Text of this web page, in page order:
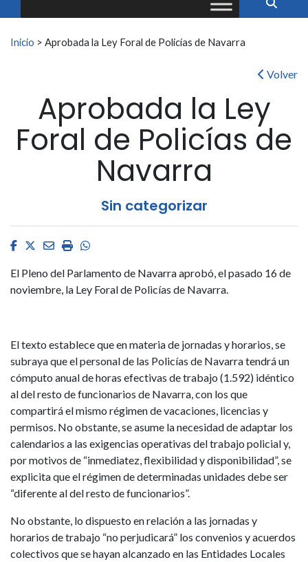
Buscar:
Inicio > Aprobada la Ley Foral de Policías de Navarra
Volver
Aprobada la Ley
Foral de Policías de
Navarra
Sin categorizar
Facebook
Twitter
EmailImprimirWhatsapp
El Pleno del Parlamento de Navarra aprobó, el pasado 16 de
noviembre, la Ley Foral de Policías de Navarra.
El texto establece que en materia de jornadas y horarios, se
subraya que el personal de las Policías de Navarra tendrá un
cómputo anual de horas efectivas de trabajo (1.592) idéntico
al del resto de funcionarios de Navarra, con los que
compartirá el mismo régimen de vacaciones, licencias y
permisos. No obstante, se asume la necesidad de adaptar los
calendarios a las exigencias operativas del trabajo policial y,
por motivos de “inmediatez, flexibilidad y disponibilidad”, se
explicita que el régimen de determinadas unidades debe ser
“diferente al del resto de funcionarios”.
No obstante, lo dispuesto en relación a las jornadas y
horarios de trabajo “no perjudicará” los convenios y acuerdos
colectivos que se hayan alcanzado en las Entidades Locales